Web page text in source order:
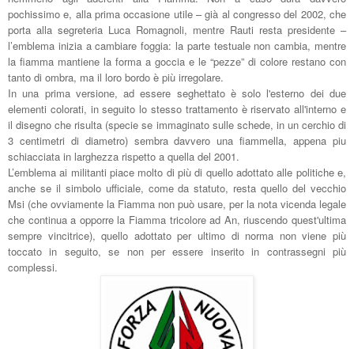
pochissimo e, alla prima occasione utile – già al congresso del 2002, che
porta alla segreteria Luca Romagnoli, mentre Rauti resta presidente –
l’emblema inizia a cambiare foggia: la parte testuale non cambia, mentre
la fiamma mantiene la forma a goccia e le “pezze” di colore restano con
tanto di ombra, ma il loro bordo è più irregolare.
In una prima versione, ad essere seghettato è solo l'esterno dei due
elementi colorati, in seguito lo stesso trattamento è riservato all'interno e
il disegno che risulta (specie se immaginato sulle schede, in un cerchio di
3 centimetri di diametro) sembra davvero una fiammella, appena piu
schiacciata in larghezza rispetto a quella del 2001.
L’emblema ai militanti piace molto di più di quello adottato alle politiche e,
anche se il simbolo ufficiale, come da statuto, resta quello del vecchio
Msi (che ovviamente la Fiamma non può usare, per la nota vicenda legale
che continua a opporre la Fiamma tricolore ad An, riuscendo quest'ultima
sempre vincitrice), quello adottato per ultimo di norma non viene più
toccato in seguito, se non per essere inserito in contrassegni più
complessi.